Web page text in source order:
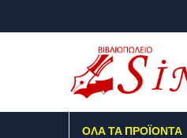
ΌΛΑ ΤΑ ΠΡΟΪΌΝΤΑ